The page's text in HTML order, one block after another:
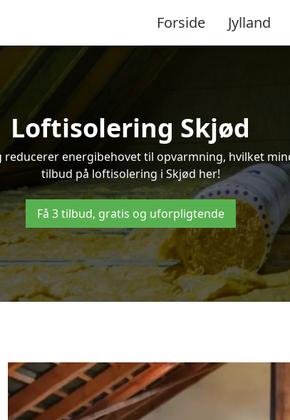
Forside Jylland
Loftisolering Skjød
energibehovet til opvarmning, hvilket
tilbud på loftisolering i Skjød her!
Få 3 tilbud, gratis og uforpligtende